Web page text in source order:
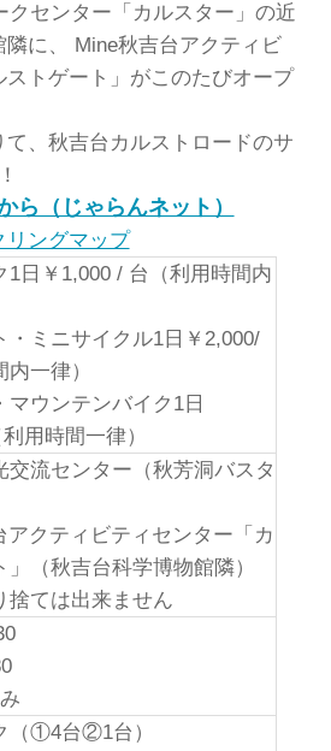
クセンター「カルスター」の近
隣に、 Mine秋吉台アクティビ
トゲート」がこのたびオープ
て、秋吉台カルストロードのサ
ら（じゃらんネット）
リングマップ
1日￥1,000 / 台（利用時間内
・ミニサイクル1日￥2,000/
一律）
マウンテンバイク1日
用時間一律）
流センター（秋芳洞バスタ
クティビティセンター「カ
」（秋吉台科学博物館隣）
ては出来ません
（①4台②1台）